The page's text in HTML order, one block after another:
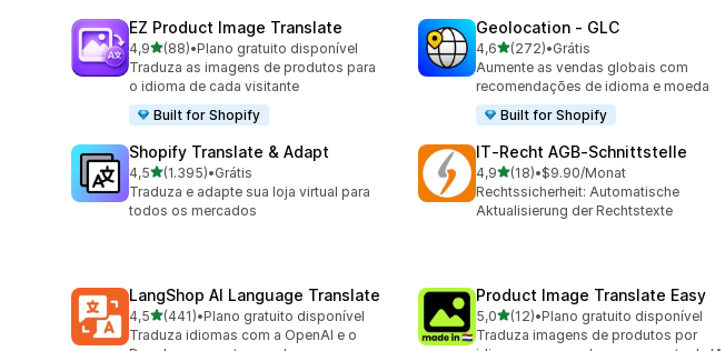
EZ Product Image Translate
4,9de 5 estrelas
(88)
88 avaliações ao todo
•Plano gratuito disponível
Traduza as imagens de produtos para
o idioma de cada visitante
Built for Shopify
Geolocation ‑ GLC
4,6de 5 estrelas
(272)
272 avaliações ao todo
•Grátis
Aumente as vendas globais com
recomendações de idioma e moeda
Built for Shopify
Shopify Translate & Adapt
4,5de 5 estrelas
(1.395)
1395 avaliações ao todo
•Grátis
Traduza e adapte sua loja virtual para
todos os mercados
IT‑Recht AGB‑Schnittstelle
4,9de 5 estrelas
(18)
18 avaliações ao todo
•$9.90/Monat
Rechtssicherheit: Automatische
Aktualisierung der Rechtstexte
LangShop AI Language Translate
4,5de 5 estrelas
(441)
441 avaliações ao todo
•Plano gratuito disponível
Traduza idiomas com a OpenAI e o
Product Image Translate Easy
5,0de 5 estrelas
(12)
12 avaliações ao todo
•Plano gratuito disponível
Traduza imagens de produtos por